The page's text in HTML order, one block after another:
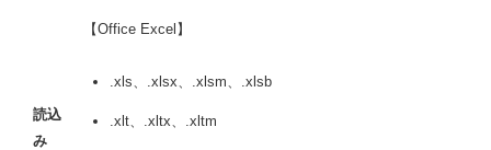
読込
み
【Office Excel】
.xls、.xlsx、.xlsm、.xlsb
.xlt、.xltx、.xltm